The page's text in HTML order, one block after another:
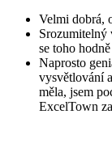
Velmi dobrá,
Srozumitelný
se toho
Naprosto
vysvětlování
měla, jsem
ExcelTown